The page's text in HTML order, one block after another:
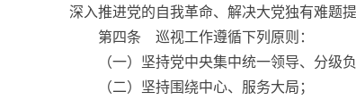
深入推进党的自我革命、解决大党独有难题
第四条 巡视工作遵循下列原则：
（一）坚持党中央集中统一领导、分级负
（二）坚持围绕中心、服务大局；